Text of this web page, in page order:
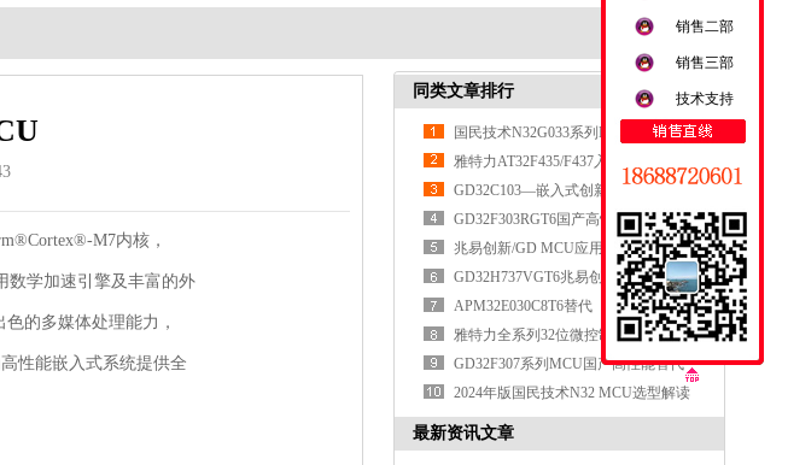
M7内核，
数学加速引擎及丰富的外
的多媒体处理能力，
性能嵌入式系统提供全
同类文章排行
国民技术N32G033系列MCU
雅特力AT32F435/F437入门使用指南
​​GD32C103—嵌入式创新的核心引擎​
​​GD32F303RGT6国产高性能MCU的全
面突破
兆易创新/GD MCU应用实践
GD32H737VGT6兆易创新MCU重新定
义高性能MCU的边界
APM32E030C8T6替代
APM32F030C8T6/STM32F030C8T6
雅特力全系列32位微控制器MCU选型
表
GD32F307系列MCU国产高性能替代
全面对标国际品牌
2024年版国民技术N32 MCU选型解读
最新资讯文章
销售二部
销售三部
技术支持